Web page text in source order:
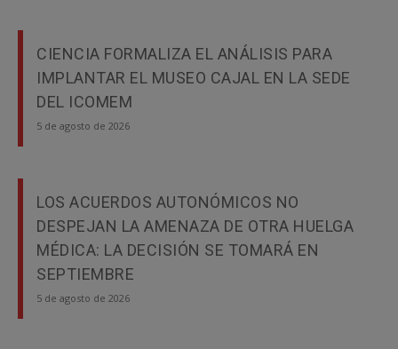
CIENCIA FORMALIZA EL ANÁLISIS PARA
IMPLANTAR EL MUSEO CAJAL EN LA SEDE
DEL ICOMEM
5 de agosto de 2026
LOS ACUERDOS AUTONÓMICOS NO
DESPEJAN LA AMENAZA DE OTRA HUELGA
MÉDICA: LA DECISIÓN SE TOMARÁ EN
SEPTIEMBRE
5 de agosto de 2026